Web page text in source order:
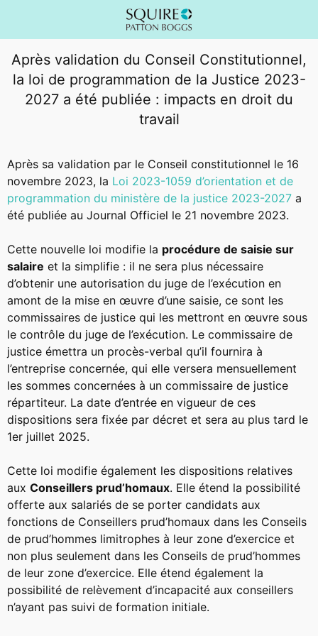
Après validation du Conseil Constitutionnel,
la loi de programmation de la Justice 2023-
2027 a été publiée : impacts en droit du
travail
Après sa validation par le Conseil constitutionnel le 16
novembre 2023, la Loi 2023-1059 d’orientation et de
programmation du ministère de la justice 2023-2027 a
été publiée au Journal Officiel le 21 novembre 2023.
Cette nouvelle loi modifie la procédure de saisie sur
salaire et la simplifie : il ne sera plus nécessaire
d’obtenir une autorisation du juge de l’exécution en
amont de la mise en œuvre d’une saisie, ce sont les
commissaires de justice qui les mettront en œuvre sous
le contrôle du juge de l’exécution. Le commissaire de
justice émettra un procès-verbal qu’il fournira à
l’entreprise concernée, qui elle versera mensuellement
les sommes concernées à un commissaire de justice
répartiteur. La date d’entrée en vigueur de ces
dispositions sera fixée par décret et sera au plus tard le
1er juillet 2025.
Cette loi modifie également les dispositions relatives
aux Conseillers prud’homaux. Elle étend la possibilité
offerte aux salariés de se porter candidats aux
fonctions de Conseillers prud’homaux dans les Conseils
de prud’hommes limitrophes à leur zone d’exercice et
non plus seulement dans les Conseils de prud’hommes
de leur zone d’exercice. Elle étend également la
possibilité de relèvement d’incapacité aux conseillers
n’ayant pas suivi de formation initiale.